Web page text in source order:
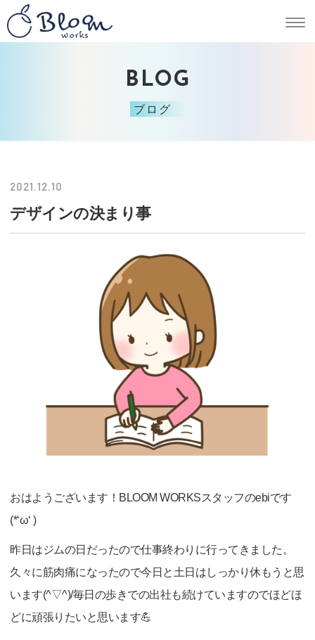
BLOG
ブログ
2021.12.10
デザインの決まり事
おはようございます！BLOOM WORKSスタッフのebiです
(*‘ω‘ )
昨日はジムの日だったので仕事終わりに行ってきました。
久々に筋肉痛になったので今日と土日はしっかり休もうと思
います(^▽^)/毎日の歩きでの出社も続けていますのでほどほ
どに頑張りたいと思います💪